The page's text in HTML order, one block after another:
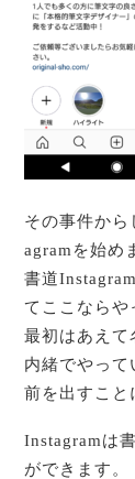
その事件か
agramを始め
書道
てここなら
最初はあえて
内緒でやって
前を出すこと
Instagramは
ができます。